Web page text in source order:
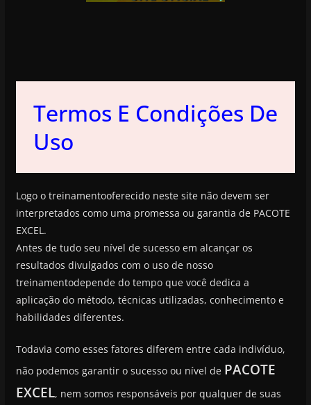
Termos E Condições De
Uso
Logo o treinamentooferecido neste site não devem ser
interpretados como uma promessa ou garantia de PACOTE
EXCEL.
Antes de tudo seu nível de sucesso em alcançar os
resultados divulgados com o uso de nosso
treinamentodepende do tempo que você dedica a
aplicação do método, técnicas utilizadas, conhecimento e
habilidades diferentes.
Todavia como esses fatores diferem entre cada indivíduo,
não podemos garantir o sucesso ou nível de PACOTE
EXCEL, nem somos responsáveis por qualquer de suas